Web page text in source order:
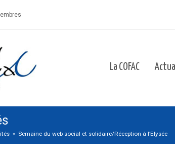
La COFAC
» Semaine du web social et solidaire/Réception à l’Elysée